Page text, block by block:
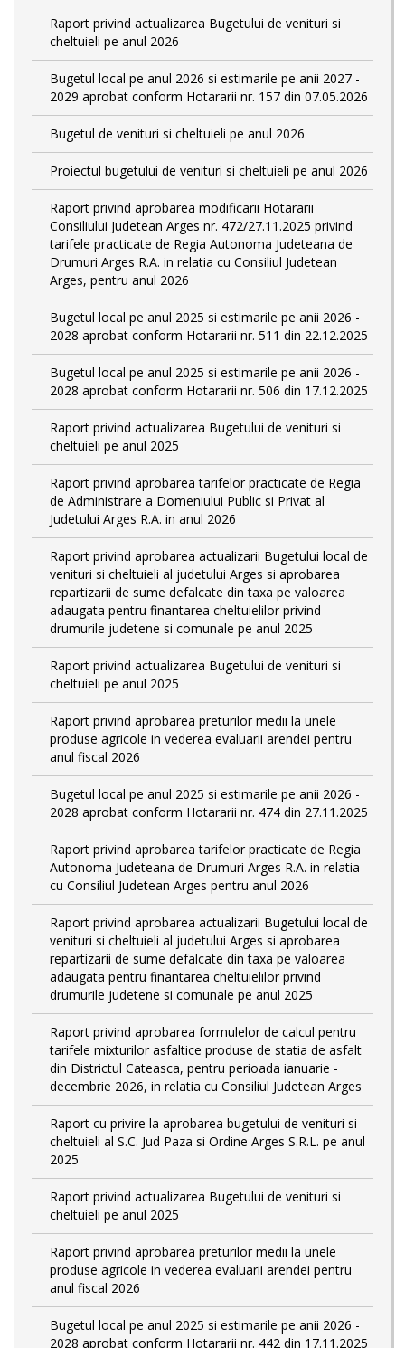
Raport privind actualizarea Bugetului de venituri si
cheltuieli pe anul 2026
Bugetul local pe anul 2026 si estimarile pe anii 2027 -
2029 aprobat conform Hotararii nr. 157 din 07.05.2026
Bugetul de venituri si cheltuieli pe anul 2026
Proiectul bugetului de venituri si cheltuieli pe anul 2026
Raport privind aprobarea modificarii Hotararii
Consiliului Judetean Arges nr. 472/27.11.2025 privind
tarifele practicate de Regia Autonoma Judeteana de
Drumuri Arges R.A. in relatia cu Consiliul Judetean
Arges, pentru anul 2026
Bugetul local pe anul 2025 si estimarile pe anii 2026 -
2028 aprobat conform Hotararii nr. 511 din 22.12.2025
Bugetul local pe anul 2025 si estimarile pe anii 2026 -
2028 aprobat conform Hotararii nr. 506 din 17.12.2025
Raport privind actualizarea Bugetului de venituri si
cheltuieli pe anul 2025
Raport privind aprobarea tarifelor practicate de Regia
de Administrare a Domeniului Public si Privat al
Judetului Arges R.A. in anul 2026
Raport privind aprobarea actualizarii Bugetului local de
venituri si cheltuieli al judetului Arges si aprobarea
repartizarii de sume defalcate din taxa pe valoarea
adaugata pentru finantarea cheltuielilor privind
drumurile judetene si comunale pe anul 2025
Raport privind actualizarea Bugetului de venituri si
cheltuieli pe anul 2025
Raport privind aprobarea preturilor medii la unele
produse agricole in vederea evaluarii arendei pentru
anul fiscal 2026
Bugetul local pe anul 2025 si estimarile pe anii 2026 -
2028 aprobat conform Hotararii nr. 474 din 27.11.2025
Raport privind aprobarea tarifelor practicate de Regia
Autonoma Judeteana de Drumuri Arges R.A. in relatia
cu Consiliul Judetean Arges pentru anul 2026
Raport privind aprobarea actualizarii Bugetului local de
venituri si cheltuieli al judetului Arges si aprobarea
repartizarii de sume defalcate din taxa pe valoarea
adaugata pentru finantarea cheltuielilor privind
drumurile judetene si comunale pe anul 2025
Raport privind aprobarea formulelor de calcul pentru
tarifele mixturilor asfaltice produse de statia de asfalt
din Districtul Cateasca, pentru perioada ianuarie -
decembrie 2026, in relatia cu Consiliul Judetean Arges
Raport cu privire la aprobarea bugetului de venituri si
cheltuieli al S.C. Jud Paza si Ordine Arges S.R.L. pe anul
2025
Raport privind actualizarea Bugetului de venituri si
cheltuieli pe anul 2025
Raport privind aprobarea preturilor medii la unele
produse agricole in vederea evaluarii arendei pentru
anul fiscal 2026
Bugetul local pe anul 2025 si estimarile pe anii 2026 -
2028 aprobat conform Hotararii nr. 442 din 17.11.2025